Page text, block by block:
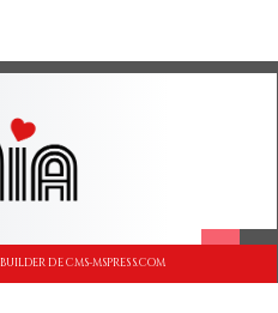
DE CMS-MSPRESS.COM